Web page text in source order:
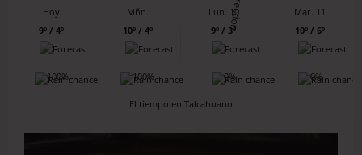
Hoy
9º / 4º
100%
Mñn.
10º / 4º
100%
Lun. 10
9º / 3º
0%
Mar. 11
10º / 6º
0%
El tiempo en Talcahuano